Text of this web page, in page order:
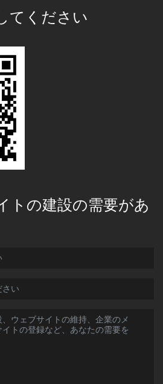
てください
トの建設の需要があ